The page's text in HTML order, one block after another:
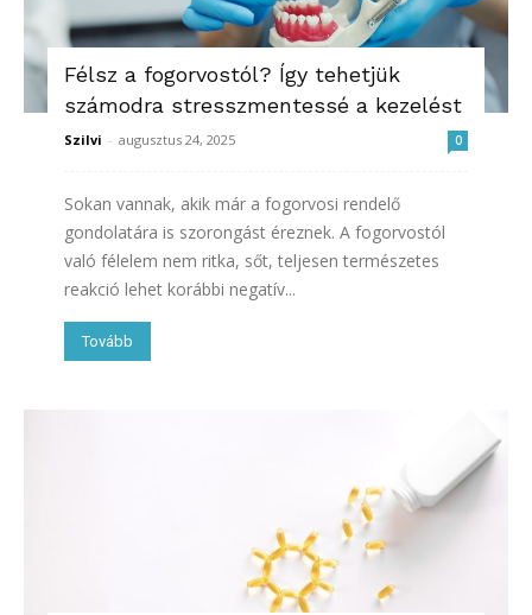
Félsz a fogorvostól? Így tehetjük
számodra stresszmentessé a kezelést
Szilvi - augusztus 24, 2025 0
Sokan vannak, akik már a fogorvosi rendelő
gondolatára is szorongást éreznek. A fogorvostól
való félelem nem ritka, sőt, teljesen természetes
reakció lehet korábbi negatív...
Tovább